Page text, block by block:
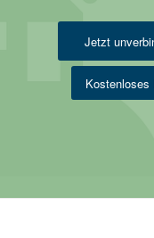
Jetzt
Kostenloses